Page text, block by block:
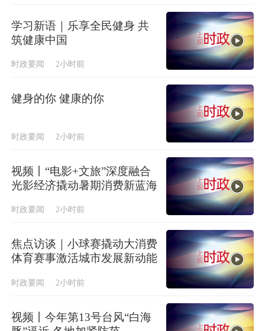
学习新语｜乐享全民健身 共
筑健康中国
时政要闻 2小时前
健身的你 健康的你
时政要闻 2小时前
视频丨“电影+文旅”深度融合
光影经济撬动暑期消费新蓝海
时政要闻 2小时前
焦点访谈｜小球赛撬动大消费
体育赛事激活城市发展新动能
时政要闻 2小时前
视频丨今年第13号台风“白海